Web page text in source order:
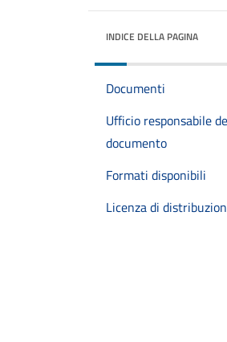
INDICE DELLA PAGINA
Documenti
Ufficio responsabile
documento
Formati disponibili
Licenza di